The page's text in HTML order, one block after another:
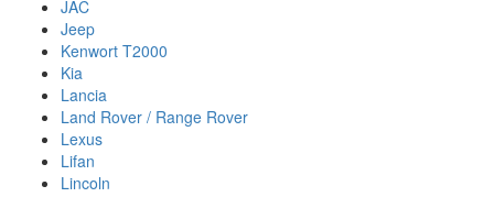
JAC
Jeep
Kenwort T2000
Kia
Lancia
Land Rover / Range Rover
Lexus
Lifan
Lincoln